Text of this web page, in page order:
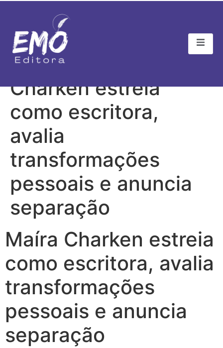
Quem – Maíra
Charken estreia
como escritora,
avalia
transformações
pessoais e anuncia
separação
Maíra Charken estreia
como escritora, avalia
transformações
pessoais e anuncia
separação